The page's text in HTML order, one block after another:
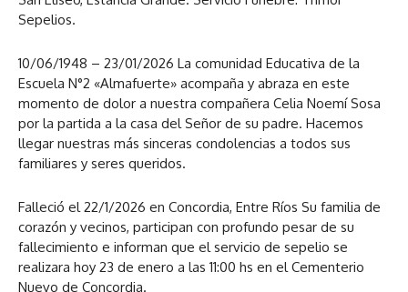
Sepelios.
10/06/1948 – 23/01/2026 La comunidad Educativa de la
Escuela N°2 «Almafuerte» acompaña y abraza en este
momento de dolor a nuestra compañera Celia Noemí Sosa
por la partida a la casa del Señor de su padre. Hacemos
llegar nuestras más sinceras condolencias a todos sus
familiares y seres queridos.
Falleció el 22/1/2026 en Concordia, Entre Ríos Su familia de
corazón y vecinos, participan con profundo pesar de su
fallecimiento e informan que el servicio de sepelio se
realizara hoy 23 de enero a las 11:00 hs en el Cementerio
Nuevo de Concordia.